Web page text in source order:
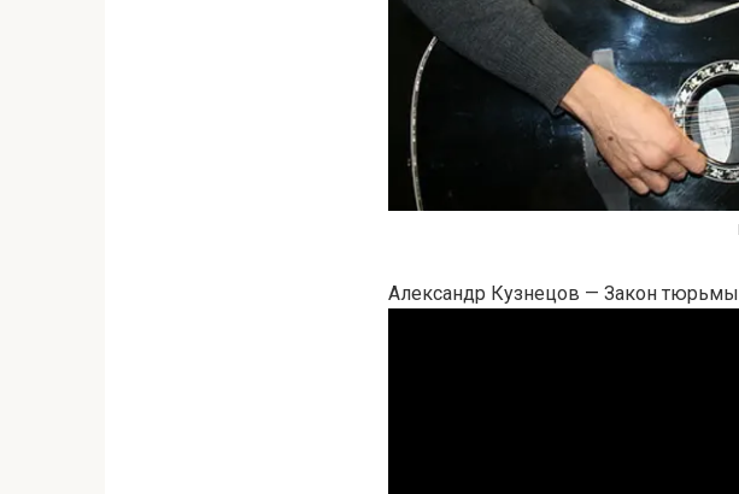
Александр Кузнецов — Закон тюрьмы